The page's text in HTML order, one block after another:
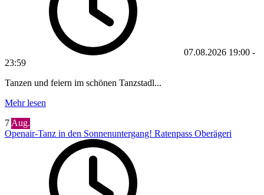
07.08.2026 19:00 -
23:59
Tanzen und feiern im schönen Tanzstadl...
Mehr lesen
7 Aug.
Openair-Tanz in den Sonnenuntergang! Ratenpass Oberägeri